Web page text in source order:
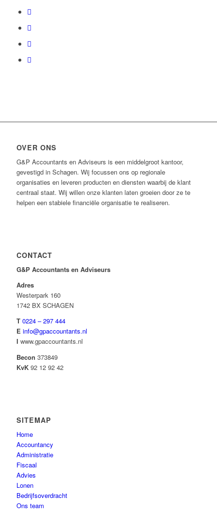
OVER ONS
G&P Accountants en Adviseurs is een middelgroot kantoor,
gevestigd in Schagen. Wij focussen ons op regionale
organisaties en leveren producten en diensten waarbij de klant
centraal staat. Wij willen onze klanten laten groeien door ze te
helpen een stabiele financiële organisatie te realiseren.
CONTACT
G&P Accountants en Adviseurs
Adres
Westerpark 160
1742 BX SCHAGEN
T 0224 – 297 444
E info@gpaccountants.nl
I www.gpaccountants.nl
Becon 373849
KvK92 12 92 42
SITEMAP
Home
Accountancy
Administratie
Fiscaal
Advies
Lonen
Bedrijfsoverdracht
Ons team